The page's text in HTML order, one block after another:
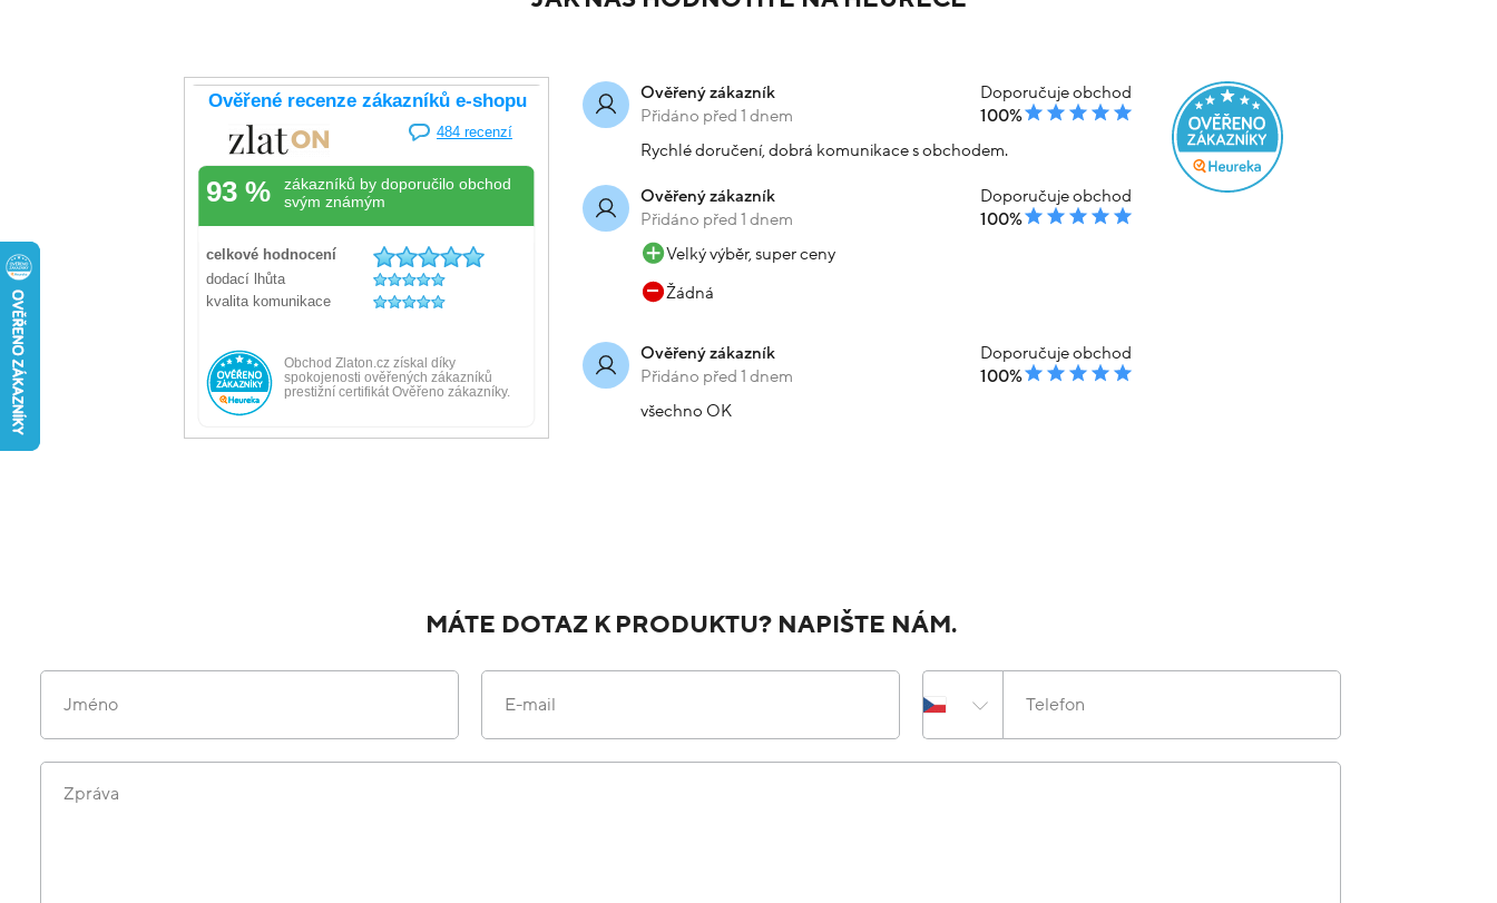
Ověřený zákazník
Přidáno před 1 dnem
Doporučuje obchod
100%
Rychlé doručení, dobrá komunikace s obchodem.
Ověřený zákazník
Přidáno před 1 dnem
Doporučuje obchod
100%
Velký výběr, super ceny
Žádná
Ověřený zákazník
Přidáno před 1 dnem
Doporučuje obchod
100%
všechno OK
MÁTE DOTAZ K PRODUKTU? NAPIŠTE NÁM.
Jméno E-mail Telefon
Zpráva